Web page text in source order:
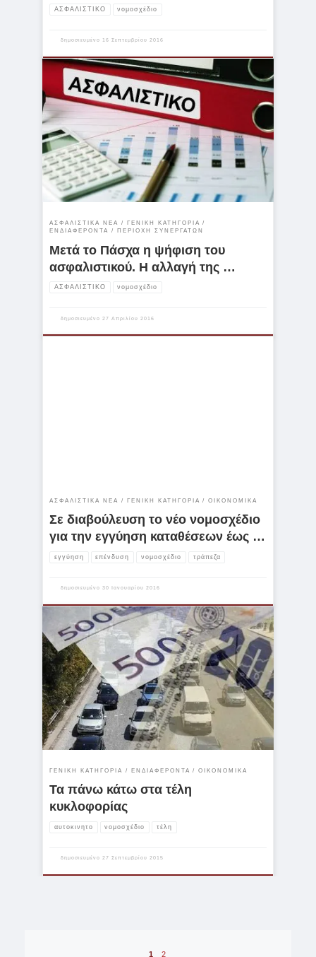
ΑΣΦΑΛΙΣΤΙΚΟ νομοσχέδιο
δημοσιευμένο 16 Σεπτεμβρίου 2016
ΑΣΦΑΛΙΣΤΙΚΆ ΝΈΑ
ΓΕΝΙΚΉ ΚΑΤΗΓΟΡΊΑ
ΕΝΔΙΑΦΈΡΟΝΤΑ
ΠΕΡΙΟΧΉ ΣΥΝΕΡΓΑΤΏΝ
Μετά το Πάσχα η ψήφιση του
ασφαλιστικού. Η αλλαγή της …
ΑΣΦΑΛΙΣΤΙΚΟ νομοσχέδιο
δημοσιευμένο 27 Απριλίου 2016
ΑΣΦΑΛΙΣΤΙΚΆ ΝΈΑ ΓΕΝΙΚΉ ΚΑΤΗΓΟΡΊΑ ΟΙΚΟΝΟΜΙΚΆ
Σε διαβούλευση το νέο νομοσχέδιο
για την εγγύηση καταθέσεων έως …
εγγύηση επένδυση νομοσχέδιο τράπεζα
δημοσιευμένο 30 Ιανουαρίου 2016
Tο οικονομικό επιτελείο επεξεργάζεται ένα νέο σχέδιο με ριζικές
αλλαγές στα τέλη κυκλοφορίας των οχημάτων μεταβάλλοντας τα
κριτήρια βάσει των οποίων καλούνταν οι ιδιοκτήτες να
πληρώσουν. Σύμφωνα με τα όσα έχουν γίνει γνωστά μέχρι στιγμής
το επίμαχο σχέδιο είναι σχεδόν έτοιμο και αναμένεται να
παρουσιαστεί στα μέσα Οκτωβρίου στους εκπροσώπους των
θεσμών. Σημειώνεται ότι τα έσοδα που εισέπραξε το Δημόσιο το
2014 από […]
ΓΕΝΙΚΉ ΚΑΤΗΓΟΡΊΑ ΕΝΔΙΑΦΈΡΟΝΤΑ ΟΙΚΟΝΟΜΙΚΆ
Τα πάνω κάτω στα τέλη
κυκλοφορίας
αυτοκινητο νομοσχέδιο τέλη
δημοσιευμένο 27 Σεπτεμβρίου 2015
1 2